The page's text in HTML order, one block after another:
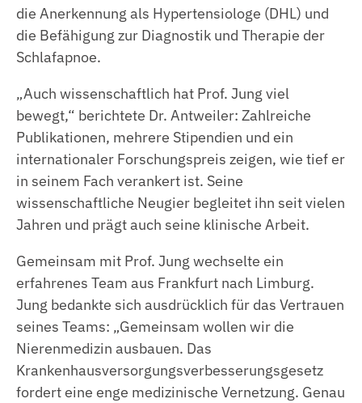
die Anerkennung als Hypertensiologe (DHL) und
die Befähigung zur Diagnostik und Therapie der
Schlafapnoe.
„Auch wissenschaftlich hat Prof. Jung viel
bewegt,“ berichtete Dr. Antweiler: Zahlreiche
Publikationen, mehrere Stipendien und ein
internationaler Forschungspreis zeigen, wie tief er
in seinem Fach verankert ist. Seine
wissenschaftliche Neugier begleitet ihn seit vielen
Jahren und prägt auch seine klinische Arbeit.
Gemeinsam mit Prof. Jung wechselte ein
erfahrenes Team aus Frankfurt nach Limburg.
Jung bedankte sich ausdrücklich für das Vertrauen
seines Teams: „Gemeinsam wollen wir die
Nierenmedizin ausbauen. Das
Krankenhausversorgungsverbesserungsgesetz
fordert eine enge medizinische Vernetzung. Genau